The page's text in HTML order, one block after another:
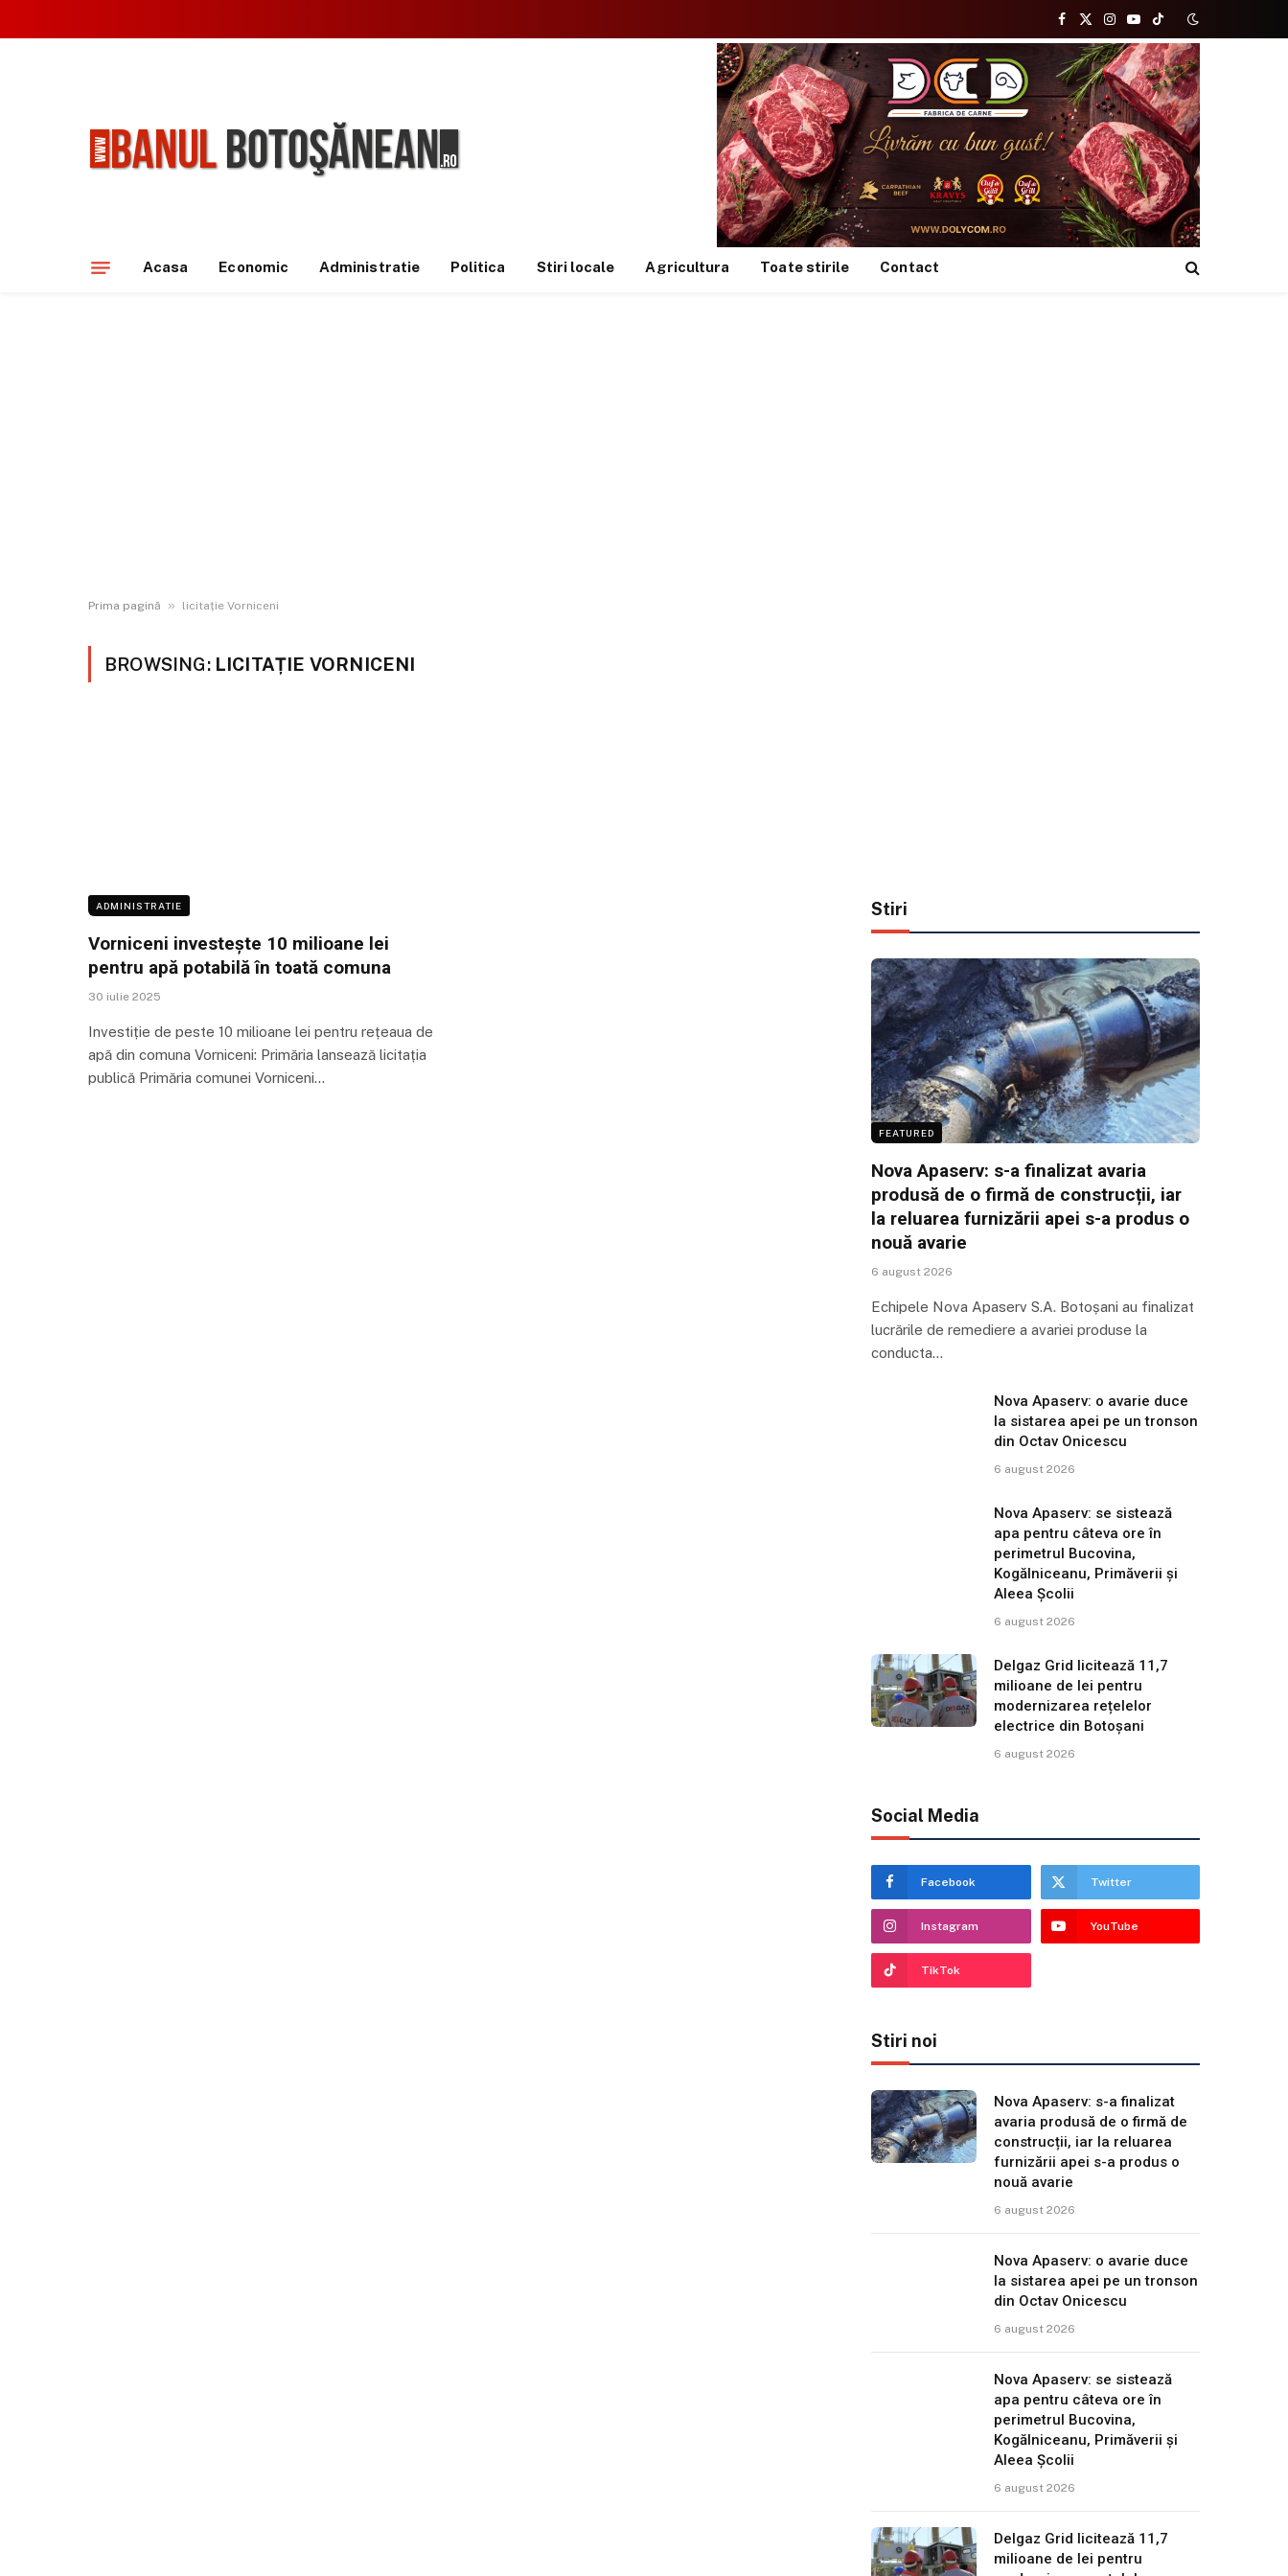
Facebook
X
(Twitter)
Instagram
YouTubeTikTok
Acasa Economic Administratie Politica Stiri locale Agricultura Toate stirile Contact
Prima pagină » licitație Vorniceni
BROWSING: LICITAȚIE VORNICENI
ADMINISTRATIE
Vorniceni investește 10 milioane lei
pentru apă potabilă în toată comuna
30 iulie 2025
Investiție de peste 10 milioane lei pentru rețeaua de
apă din comuna Vorniceni: Primăria lansează licitația
publică Primăria comunei Vorniceni…
Stiri
FEATURED
Nova Apaserv: s-a finalizat avaria
produsă de o firmă de construcții, iar
la reluarea furnizării apei s-a produs o
nouă avarie
6 august 2026
Echipele Nova Apaserv S.A. Botoșani au finalizat
lucrările de remediere a avariei produse la
conducta…
Nova Apaserv: o avarie duce
la sistarea apei pe un tronson
din Octav Onicescu
6 august 2026
Nova Apaserv: se sistează
apa pentru câteva ore în
perimetrul Bucovina,
Kogălniceanu, Primăverii și
Aleea Școlii
6 august 2026
Delgaz Grid licitează 11,7
milioane de lei pentru
modernizarea rețelelor
electrice din Botoșani
6 august 2026
Social Media
Facebook Twitter
Instagram YouTube
TikTok
Stiri noi
Nova Apaserv: s-a finalizat
avaria produsă de o firmă de
construcții, iar la reluarea
furnizării apei s-a produs o
nouă avarie
6 august 2026
Nova Apaserv: o avarie duce
la sistarea apei pe un tronson
din Octav Onicescu
6 august 2026
Nova Apaserv: se sistează
apa pentru câteva ore în
perimetrul Bucovina,
Kogălniceanu, Primăverii și
Aleea Școlii
6 august 2026
Delgaz Grid licitează 11,7
milioane de lei pentru